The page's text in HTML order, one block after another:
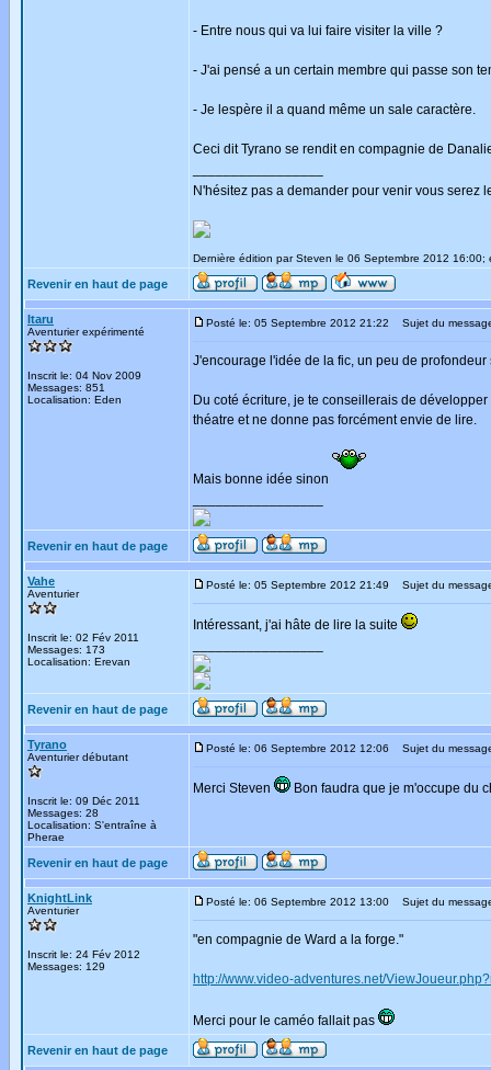
- Entre nous qui va lui faire visiter la ville ?
- J'ai pensé a un certain membre qui passe son
- Je lespère il a quand même un sale caractère.
Ceci dit Tyrano se rendit en compagnie de
N'hésitez pas a demander pour venir vous serez
Dernière édition par Steven le 06 Septembre 2012 16:00;
Revenir en haut de page
Itaru
Aventurier expérimenté
Inscrit le: 04 Nov 2009
Messages: 851
Localisation: Eden
Posté le: 05 Septembre 2012 21:22 Sujet du
J'encourage l'idée de la fic, un peu de
Du coté écriture, je te conseillerais de
théatre et ne donne pas forcément envie de lire.
Mais bonne idée sinon
Revenir en haut de page
Vahe
Aventurier
Inscrit le: 02 Fév 2011
Messages: 173
Localisation: Erevan
Posté le: 05 Septembre 2012 21:49 Sujet du
Intéressant, j'ai hâte de lire la suite
Revenir en haut de page
Tyrano
Aventurier débutant
Inscrit le: 09 Déc 2011
Messages: 28
Localisation: S'entraîne à
Pherae
Posté le: 06 Septembre 2012 12:06 Sujet du
Merci Steven Bon faudra que je m'occupe du
Revenir en haut de page
KnightLink
Aventurier
Inscrit le: 24 Fév 2012
Messages: 129
Posté le: 06 Septembre 2012 13:00 Sujet du
"en compagnie de Ward a la forge."
http://www.video-adventures.net/
Merci pour le caméo fallait pas
Revenir en haut de page